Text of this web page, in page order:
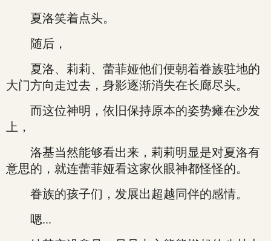
夏洛笑着点头。
随后，
夏洛、莉莉、蕾菲娅他们便朝着眷族驻地的
大门方向走过去，身影逐渐消失在长廊尽头。
而这位神明，依旧保持原本的姿势瘫在沙发
上，
洛基当然能够看出来，莉莉明显是对夏洛有
意思的，就连蕾菲娅看这家伙眼神都怪怪的。
眷族的孩子们，发展出超越同伴的感情。
嗯...